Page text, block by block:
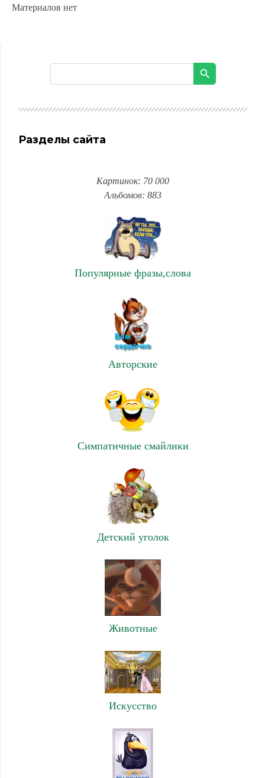
Материалов нет
Разделы сайта
Картинок: 70 000
Альбомов: 883
Популярные фразы,слова
Авторские
Симпатичные смайлики
Детский уголок
Животные
Искусство